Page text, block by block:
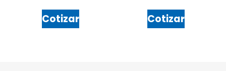
Cotizar Cotizar